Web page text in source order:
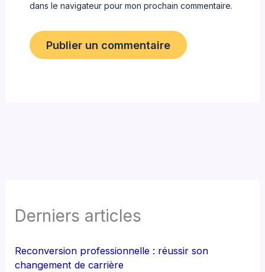
dans le navigateur pour mon prochain commentaire.
Derniers articles
Reconversion professionnelle : réussir son
changement de carrière